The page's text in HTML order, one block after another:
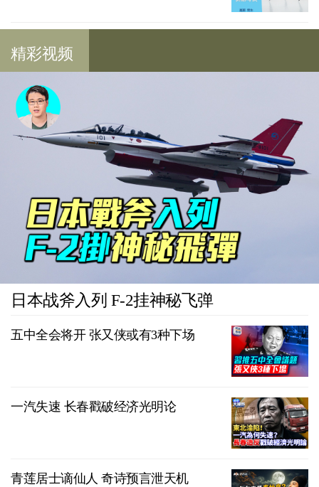
精彩视频
日本战斧入列 F-2挂神秘飞弹
五中全会将开 张又侠或有3种下场
一汽失速 长春戳破经济光明论
青莲居士谪仙人 奇诗预言泄天机